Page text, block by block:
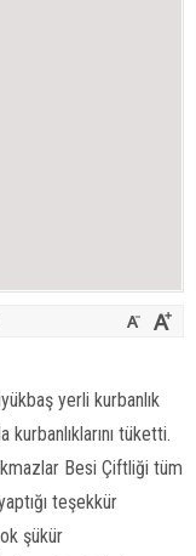
yerli kurbanlık
tüketti.
Besi Çiftliği tüm
teşekkür
şükür